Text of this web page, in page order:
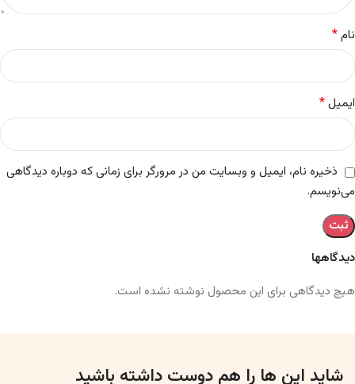
دیدگاهها
هیچ دیدگاهی برای این محصول نوشته نشده است.
نام*
ایمیل*
ذخیره نام، ایمیل و وبسایت من در مرورگر برای زمانی که دوباره دیدگاهی
می‌نویسم.
شاید این ها را هم دوست داشته باشید